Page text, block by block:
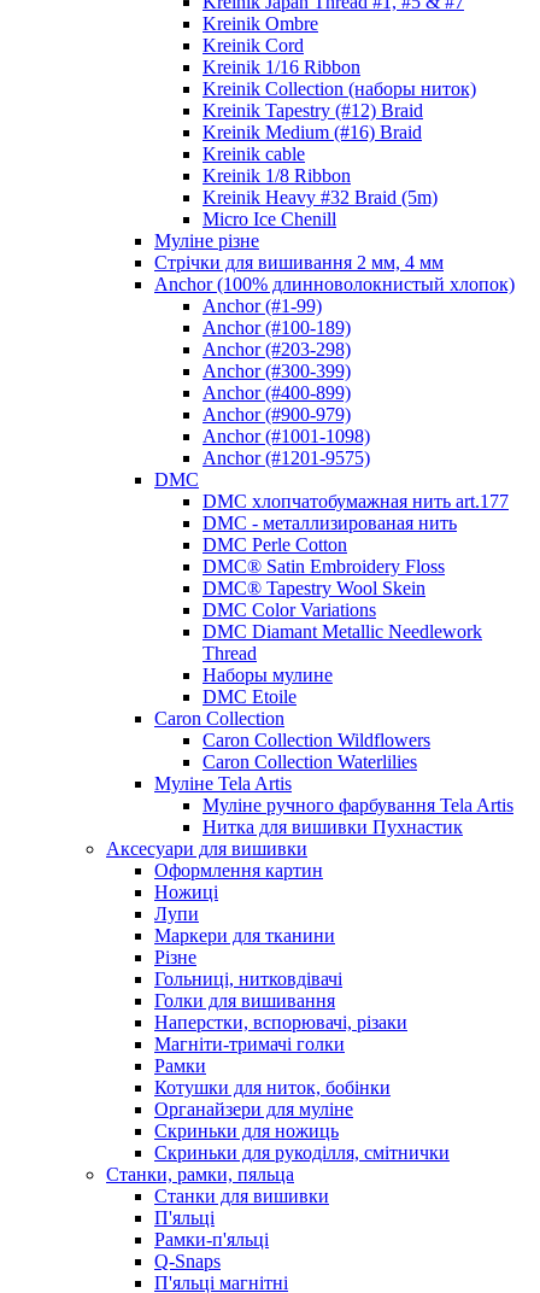
Kreinik Ombre
Kreinik Cord
Kreinik 1/16 Ribbon
Kreinik Collection (наборы ниток)
Kreinik Tapestry (#12) Braid
Kreinik Medium (#16) Braid
Kreinik cable
Kreinik 1/8 Ribbon
Kreinik Heavy #32 Braid (5m)
Micro Ice Chenill
Муліне різне
Стрічки для вишивання 2 мм, 4 мм
Anchor (100% длинноволокнистый хлопок)
Anchor (#1-99)
Anchor (#100-189)
Anchor (#203-298)
Anchor (#300-399)
Anchor (#400-899)
Anchor (#900-979)
Anchor (#1001-1098)
Anchor (#1201-9575)
DMC
DMC хлопчатобумажная нить art.177
DMC - металлизированая нить
DMC Perle Cotton
DMC® Satin Embroidery Floss
DMC® Tapestry Wool Skein
DMC Color Variations
DMC Diamant Metallic Needlework
Thread
Наборы мулине
DMC Etoile
Caron Collection
Caron Collection Wildflowers
Caron Collection Waterlilies
Муліне Tela Artis
Муліне ручного фарбування Tela Artis
Нитка для вишивки Пухнастик
Аксесуари для вишивки
Оформлення картин
Ножиці
Лупи
Маркери для тканини
Різне
Гольниці, нитковдівачі
Голки для вишивання
Наперстки, вспорювачі, різаки
Магніти-тримачі голки
Рамки
Котушки для ниток, бобінки
Органайзери для муліне
Скриньки для ножиць
Скриньки для рукоділля, смітнички
Станки, рамки, пяльца
Станки для вишивки
П'яльці
Рамки-п'яльці
Q-Snaps
П'яльці магнітні